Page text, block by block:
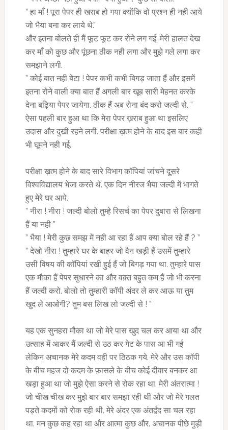
” हा माँ ! पूरा पेपर ही खराब हो गया क्योंकि वो प्रश्न ही नही आये
जो भैया बना कर लाये थे.”
और इतना बोलते ही मैं फूट फूट कर रोने लग गई. मेरी हालत देख
कर माँ को कुछ और पूंछना ठीक नही लगा और मुझे गले लगा कर
समझाने लगी.
” कोई बात नही बेटा ! पेपर कभी कभी बिगड़ जाता हैं और इसमें
इतना रोने वाली क्या बात हैं अगली बार खूब सारी मेहनत करके
देना बढ़िया पेपर जायेगा. ठीक हैं अब रोना बंद करो जल्दी से. ”
ऐसा पहली बार हुआ था कि मेरा पेपर ख़राब हुआ था इसलिए
उदास और दुखी रहने लगी. परीक्षा ख़त्म होने के बाद इस बार कही
भी घूमने नही गई.
परीक्षा ख़त्म होने के बाद सारे विभाग कॉपियां जांचने दूसरे
विश्वविद्यालय भेजा करते थे. एक दिन नीरज भैया जल्दी में भागते
हुए मेरे घर आये.
” नीरा ! नीरा ! जल्दी बोलो तुम्हे रिसर्च का पेपर दुबारा से लिखना
हैं या नही ”
” भैया ! मेरी कुछ समझ में नही आ रहा हैं आप क्या बोल रहे हैं ? ”
” देखो नीरा ! तुम्हारे घर के बाहर जो वैन खड़ी हैं उसमें तुम्हारे
उसी विषय की कॉपियां रखी हुई हैं जो बिगड़ गया था. तुम्हारे पास
एक मौका हैं पेपर सुधारने का और वक़्त बहुत कम हैं जो भी करना
हैं जल्दी करो. बोलो तो तुम्हारी कॉपी अंदर ले कर आऊ या तुम
खुद ले आओगी? तुम बस लिख लो जल्दी से ! ”
यह एक सुनहरा मौका था जो मेरे पास खुद चल कर आया था और
उत्साह में आकर मैं जल्दी से उठ कर गेट के पास आ भी गई
लेकिन अचानक मेरे कदम वही पर ठिठक गये. मेरे और उस कॉपी
के बीच महज दो कदम के फ़ासले के बीच कोई दीवार बनकर आ
खड़ा हुआ था जो मुझे ऐसा करने से रोक रहा था. मेरी अंतरात्मा !
जो चीख चीख कर मुझे बार बार समझा रही थी और जो मेरे गलत
पड़ते कदमों को रोक रही थी. मेरे अंदर एक अंतर्द्वंद सा चल रहा
था. मन कुछ कह रहा था और आत्मा कुछ और. अचानक पीछे मुड़ी